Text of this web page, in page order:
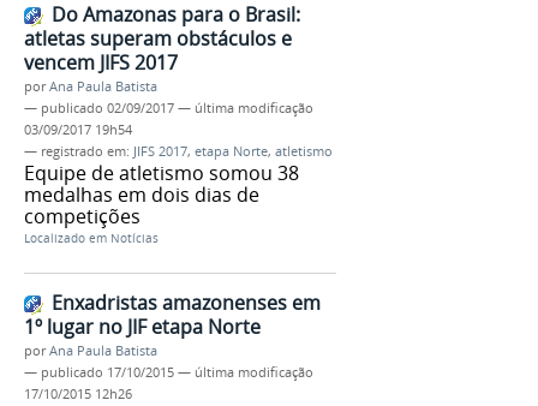
Do Amazonas para o Brasil:
atletas superam obstáculos e
vencem JIFS 2017
porAna Paula Batista
— publicado 02/09/2017 — última modificação
03/09/2017 19h54
— registrado em: JIFS 2017, etapa Norte, atletismo
Equipe de atletismo somou 38
medalhas em dois dias de
competições
Localizado em Notícias
Enxadristas amazonenses em
1º lugar no JIF etapa Norte
porAna Paula Batista
— publicado 17/10/2015 — última modificação
17/10/2015 12h26